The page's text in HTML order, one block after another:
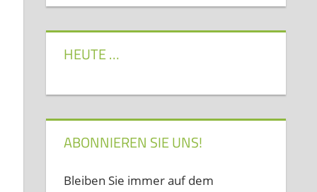
HEUTE …
ABONNIEREN SIE UNS!
Bleiben Sie immer auf dem